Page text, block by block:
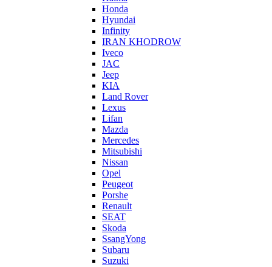
Honda
Hyundai
Infinity
IRAN KHODROW
Iveco
JAC
Jeep
KIA
Land Rover
Lexus
Lifan
Mazda
Mercedes
Mitsubishi
Nissan
Opel
Peugeot
Porshe
Renault
SEAT
Skoda
SsangYong
Subaru
Suzuki